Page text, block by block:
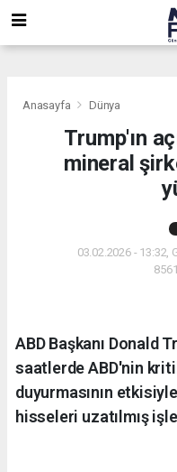
Anasayfa Dünya
Trump'ın
mineral
03.02.2026 - 13:32,
ABD Başkanı Donald
saatlerde ABD'nin
duyurmasının
hisseleri uzatılmış